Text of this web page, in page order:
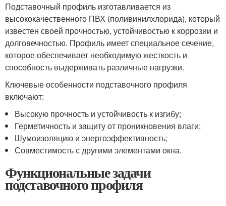
Подставочный профиль изготавливается из
высококачественного ПВХ (поливинилхлорида), который
известен своей прочностью, устойчивостью к коррозии и
долговечностью. Профиль имеет специальное сечение,
которое обеспечивает необходимую жесткость и
способность выдерживать различные нагрузки.
Ключевые особенности подставочного профиля
включают:
Высокую прочность и устойчивость к изгибу;
Герметичность и защиту от проникновения влаги;
Шумоизоляцию и энергоэффективность;
Совместимость с другими элементами окна.
Функциональные задачи
подставочного профиля